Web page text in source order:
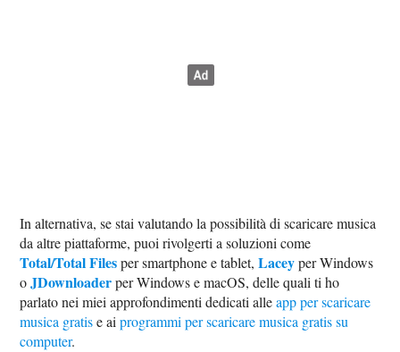
In alternativa, se stai valutando la possibilità di scaricare musica
da altre piattaforme, puoi rivolgerti a soluzioni come
Total/Total Filesper smartphone e tablet,Laceyper Windows
oJDownloaderper Windows e macOS, delle quali ti ho
parlato nei miei approfondimenti dedicati alleapp per scaricare
musica gratise aiprogrammi per scaricare musica gratis su
computer.